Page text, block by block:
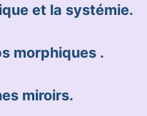
et la systémie.
morphiques .
miroirs.